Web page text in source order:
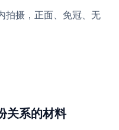
摄，正面、免冠、无
关系的材料